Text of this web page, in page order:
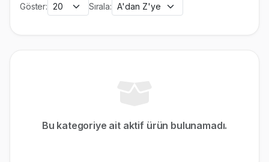
Göster:
Sırala:
Bu kategoriye ait aktif ürün bulunamadı.